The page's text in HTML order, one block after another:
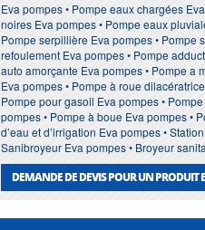
Eva pompes • Pompe eaux chargées
noires Eva pompes • Pompe eaux
Pompe serpillière Eva pompes • Pompe
refoulement Eva pompes • Pompe
auto amorçante Eva pompes • Pompe a
Eva pompes • Pompe à roue
Pompe pour gasoil Eva pompes •
pompes • Pompe à boue Eva pompes •
d’eau et d’irrigation Eva pompes •
Sanibroyeur Eva pompes • Broyeur
DEMANDE DE DEVIS POUR UN PRODUIT